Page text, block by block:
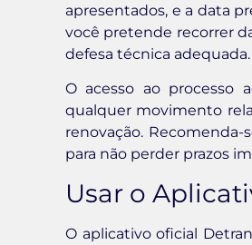
apresentados, e a data
você pretende recorrer
defesa técnica adequada.
O acesso ao processo
qualquer movimento
renovação.
para não perder prazos
Usar o
O aplicativo oficial